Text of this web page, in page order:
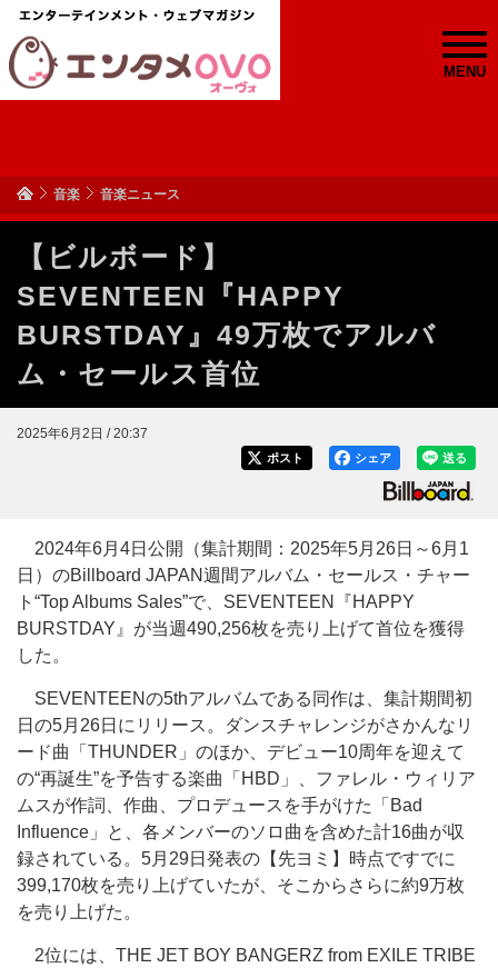
MENU
音楽 音楽ニュース
【ビルボード】
SEVENTEEN『HAPPY
BURSTDAY』49万枚でアルバ
ム・セールス首位
2025年6月2日 / 20:37
送る
シェア
ポスト
2024年6月4日公開（集計期間：2025年5月26日～6月1
日）のBillboard JAPAN週間アルバム・セールス・チャー
ト“Top Albums Sales”で、SEVENTEEN『HAPPY
BURSTDAY』が当週490,256枚を売り上げて首位を獲得
した。
SEVENTEENの5thアルバムである同作は、集計期間初
日の5月26日にリリース。ダンスチャレンジがさかんなリ
ード曲「THUNDER」のほか、デビュー10周年を迎えて
の“再誕生”を予告する楽曲「HBD」、ファレル・ウィリア
ムスが作詞、作曲、プロデュースを手がけた「Bad
Influence」と、各メンバーのソロ曲を含めた計16曲が収
録されている。5月29日発表の【先ヨミ】時点ですでに
399,170枚を売り上げていたが、そこからさらに約9万枚
を売り上げた。
2位には、THE JET BOY BANGERZ from EXILE TRIBE